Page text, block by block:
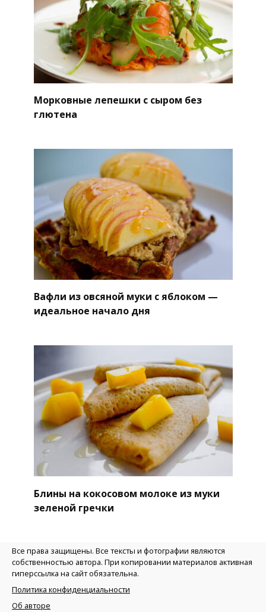
Морковные лепешки с сыром без
глютена
Вафли из овсяной муки с яблоком —
идеальное начало дня
Блины на кокосовом молоке из муки
зеленой гречки
Все права защищены. Все тексты и фотографии являются
собственностью автора. При копировании материалов активная
гиперссылка на сайт обязательна.
Политика конфиденциальности
Об авторе